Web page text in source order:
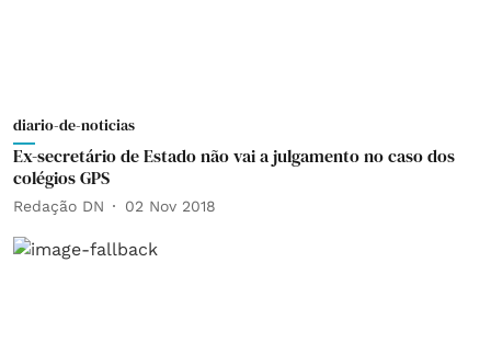
diario-de-noticias
Ex-secretário de Estado não vai a julgamento no caso dos
colégios GPS
Redação DN 02 Nov 2018